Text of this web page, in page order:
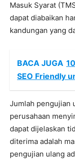
Masuk Syarat
dapat diabaikan
kandungan yang
BACA JUGA
SEO Friendly
Jumlah pengujian
perusahaan
dapat dijelaskan
diterima adalah
pengujian ulang